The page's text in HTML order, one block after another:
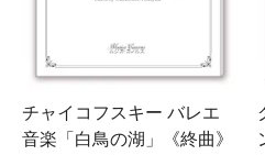
チャイコフスキー バレエ
音楽「白鳥の湖」《終曲》